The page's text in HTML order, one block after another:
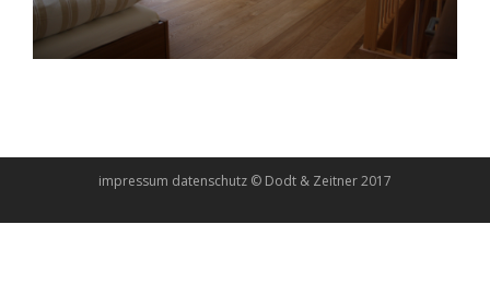
impressum datenschutz © Dodt & Zeitner 2017